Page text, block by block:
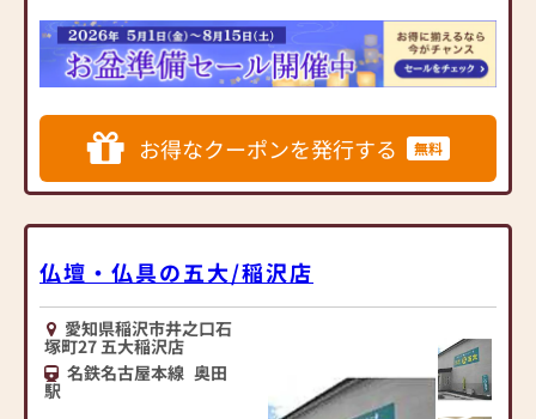
「思い出を残しながら、美
しくよみがえらせる」――
伝統の技で、心を込めてお
手入れいたします。
◆ 自社便による配送・設
置、安心のアフターサービ
社スタッフが責任をもって
丁寧に対応。
設置場所の確認からご使用
方法のご説明まで、最後ま
で安心してお任せいただけ
ます。
にて販売する商品もご用
意！
お値打ち商品も好評で残り
の商品も多数用意しており
ますが、在庫には限りがあ
りますのでお早目のご来店
をおすすいたします。
リア大賞」に選定されまし
た！
「ながたやだ～ながたやだ
～」のテレビ・ラジオCMで
おなじみの「永田や佛壇
店 一宮本店」です。
お得なクーポンを発行する 無料
仏壇・仏具の五大/稲沢店
愛知県稲沢市井之口石
塚町27 五大稲沢店
名鉄名古屋本線 奥田
駅